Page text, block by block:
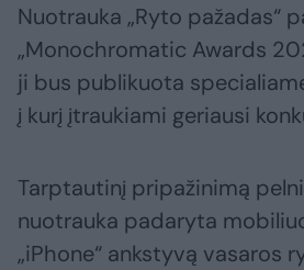
Nuotrauka „Ryto pažadas“
„Monochromatic Awards
ji bus publikuota
į kurį įtraukiami geriausi
Tarptautinį pripažinimą
nuotrauka padaryta
„iPhone“ ankstyvą vasaros